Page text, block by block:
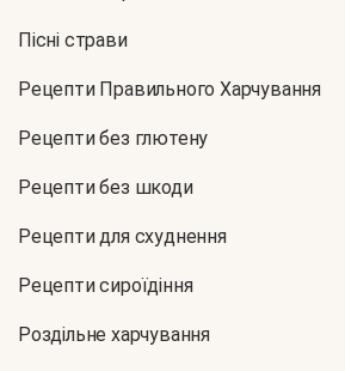
Пісні страви
Рецепти Правильного Харчування
Рецепти без глютену
Рецепти без шкоди
Рецепти для схуднення
Рецепти сироїдіння
Роздільне харчування